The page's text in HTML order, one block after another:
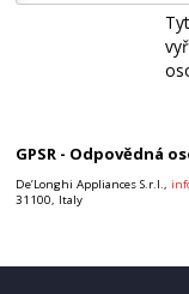
GPSR - Odpovědná
De’Longhi Appliances S.r.l.,
31100, Italy